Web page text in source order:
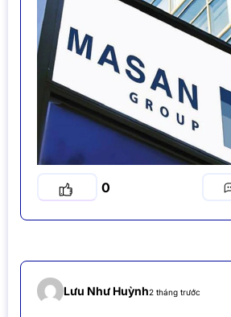
0
Lưu Như Huỳnh2 tháng trước